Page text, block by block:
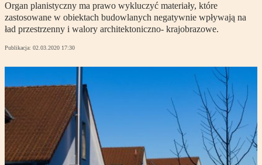
Organ planistyczny ma prawo wykluczyć materiały, które
zastosowane w obiektach budowlanych negatywnie wpływają na
ład przestrzenny i walory architektoniczno- krajobrazowe.
Publikacja: 02.03.2020 17:30